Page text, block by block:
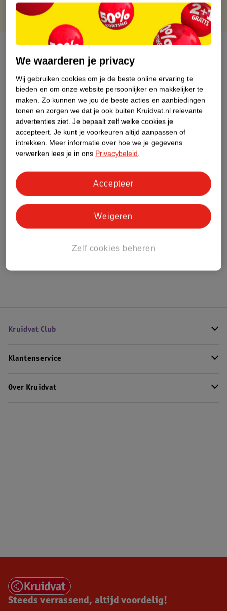
Over dit product
Nature Impact Score
Dit product heeft (nog) geen Nature
Impact Score.
Meer informatie
Bestel & Bezorginformatie
Bekijk ook
Kruidvat Club
Klantenservice
Over Kruidvat
Steeds verrassend, altijd voordelig!
We waarderen je privacy
Wij gebruiken cookies om je de beste online ervaring te
bieden en om onze website persoonlijker en makkelijker te
maken. Zo kunnen we jou de beste acties en aanbiedingen
tonen en zorgen we dat je ook buiten Kruidvat.nl relevante
advertenties ziet. Je bepaalt zelf welke cookies je
accepteert. Je kunt je voorkeuren altijd aanpassen of
intrekken. Meer informatie over hoe we je gegevens
verwerken lees je in ons Privacybeleid.
Zelf cookies beheren
Weigeren
Accepteer